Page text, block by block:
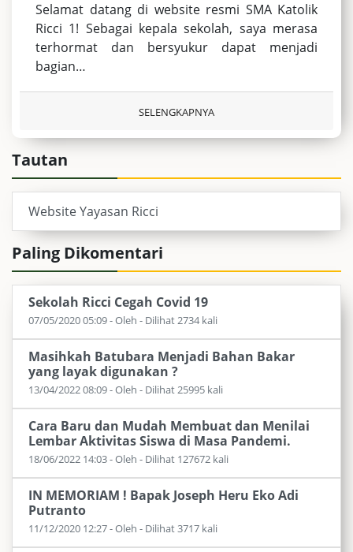
Selamat datang di website resmi SMA Katolik
Ricci 1! Sebagai kepala sekolah, saya merasa
terhormat dan bersyukur dapat menjadi
bagian…
SELENGKAPNYA
Tautan
Website Yayasan Ricci
Paling Dikomentari
Sekolah Ricci Cegah Covid 19
07/05/2020 05:09 - Oleh - Dilihat 2734 kali
Masihkah Batubara Menjadi Bahan Bakar
yang layak digunakan ?
13/04/2022 08:09 - Oleh - Dilihat 25995 kali
Cara Baru dan Mudah Membuat dan Menilai
Lembar Aktivitas Siswa di Masa Pandemi.
18/06/2022 14:03 - Oleh - Dilihat 127672 kali
IN MEMORIAM ! Bapak Joseph Heru Eko Adi
Putranto
11/12/2020 12:27 - Oleh - Dilihat 3717 kali